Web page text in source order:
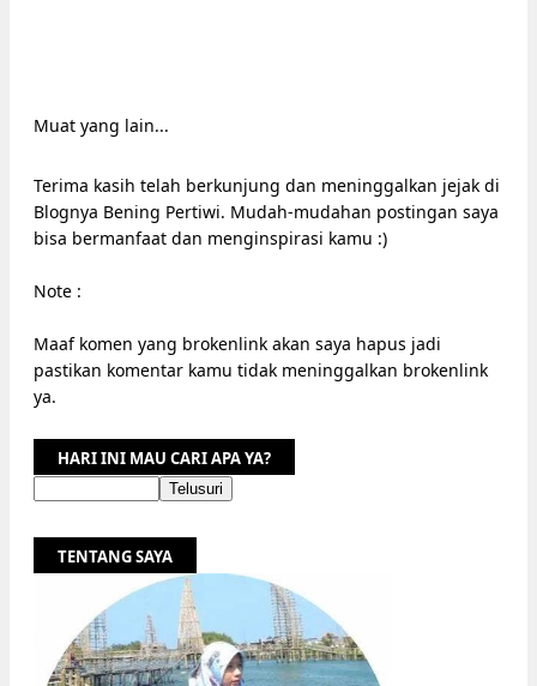
Muat yang lain...
Terima kasih telah berkunjung dan meninggalkan jejak di
Blognya Bening Pertiwi. Mudah-mudahan postingan saya
bisa bermanfaat dan menginspirasi kamu :)
Note :
Maaf komen yang brokenlink akan saya hapus jadi
pastikan komentar kamu tidak meninggalkan brokenlink
ya.
HARI INI MAU CARI APA YA?
TENTANG SAYA